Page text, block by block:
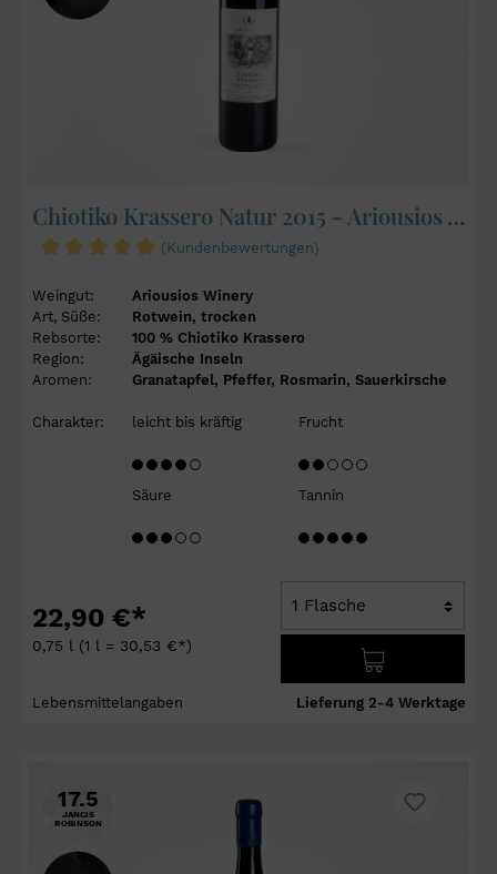
Chiotiko Krassero Natur 2015 - Ariousios Winery
(Kundenbewertungen)
Weingut:
Ariousios Winery
Art, Süße:
Rotwein, trocken
Rebsorte:
100 % Chiotiko Krassero
Region:
Ägäische Inseln
Aromen:
Granatapfel, Pfeffer, Rosmarin, Sauerkirsche
Charakter: leicht bis kräftig Frucht
Säure Tannin
22,90 €*
0,75 l (1 l = 30,53 €*)
Lebensmittelangaben Lieferung 2-4 Werktage
17.5
JANCIS
ROBINSON